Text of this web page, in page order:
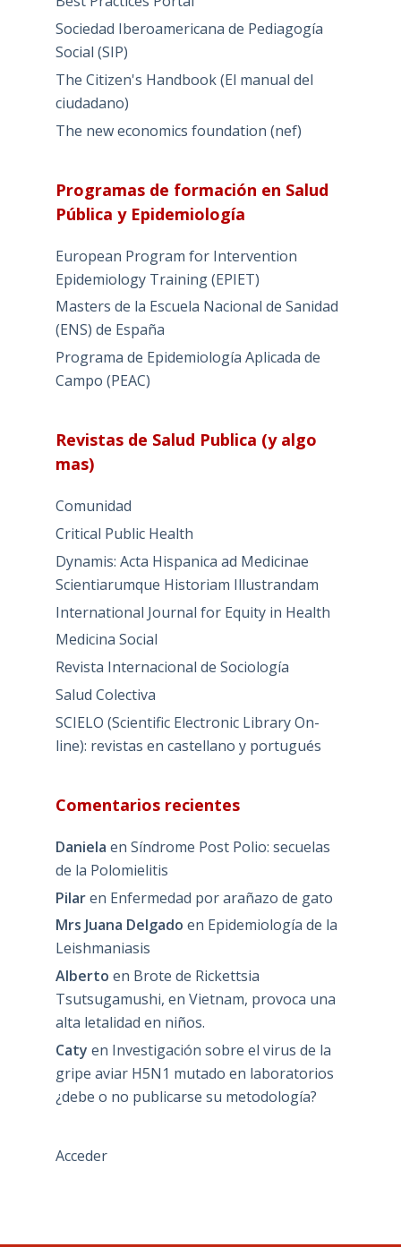
Sociedad Iberoamericana de Pediagogía
Social (SIP)
The Citizen's Handbook (El manual del
ciudadano)
The new economics foundation (nef)
Programas de formación en Salud
Pública y Epidemiología
European Program for Intervention
Epidemiology Training (EPIET)
Masters de la Escuela Nacional de Sanidad
(ENS) de España
Programa de Epidemiología Aplicada de
Campo (PEAC)
Revistas de Salud Publica (y algo
mas)
Comunidad
Critical Public Health
Dynamis: Acta Hispanica ad Medicinae
Scientiarumque Historiam Illustrandam
International Journal for Equity in Health
Medicina Social
Revista Internacional de Sociología
Salud Colectiva
SCIELO (Scientific Electronic Library On-
line): revistas en castellano y portugués
Comentarios recientes
Daniela en Síndrome Post Polio: secuelas
de la Polomielitis
Pilaren Enfermedad por arañazo de gato
Mrs Juana Delgado en Epidemiología de la
Leishmaniasis
Alberto en Brote de Rickettsia
Tsutsugamushi, en Vietnam, provoca una
alta letalidad en niños.
Caty en Investigación sobre el virus de la
gripe aviar H5N1 mutado en laboratorios
¿debe o no publicarse su metodología?
Acceder